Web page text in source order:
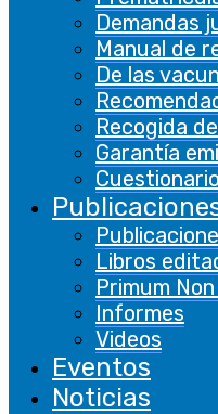
Demandas
Manual de
De las
Recogida
Garantía
Libros
Primum
Informes
Videos
Eventos
Noticias